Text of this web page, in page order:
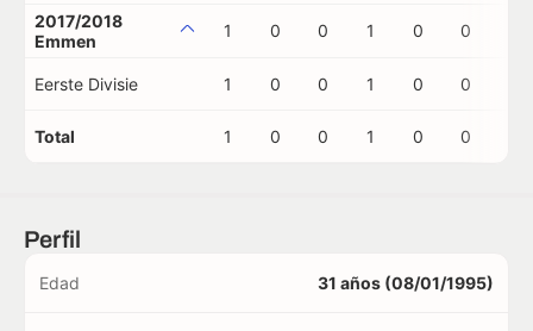
2017/2018
Emmen
1 0 0 1 0 0
Eerste Divisie 1 0 0 1 0 0
Total 1 0 0 1 0 0
Perfil
Edad 31 años (08/01/1995)